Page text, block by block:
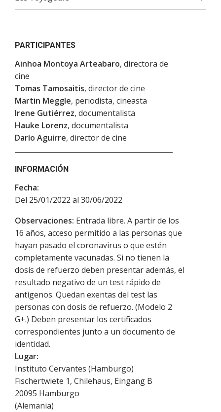
PARTICIPANTES
Ainhoa Montoya Arteabaro, directora de
cine
Tomas Tamosaitis, director de cine
Martin Meggle, periodista, cineasta
Irene Gutiérrez, documentalista
Hauke Lorenz, documentalista
Darío Aguirre, director de cine
INFORMACIÓN
Fecha:
Del 25/01/2022 al 30/06/2022
Observaciones: Entrada libre. A partir de los
16 años, acceso permitido a las personas que
hayan pasado el coronavirus o que estén
completamente vacunadas. Si no tienen la
dosis de refuerzo deben presentar además, el
resultado negativo de un test rápido de
antígenos. Quedan exentas del test las
personas con dosis de refuerzo. (Modelo 2
G+.) Deben presentar los certificados
correspondientes junto a un documento de
identidad.
Lugar:
Instituto Cervantes (Hamburgo)
Fischertwiete 1, Chilehaus, Eingang B
20095 Hamburgo
(Alemania)